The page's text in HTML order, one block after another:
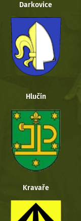
Darkovice
Hlučín
Kravaře